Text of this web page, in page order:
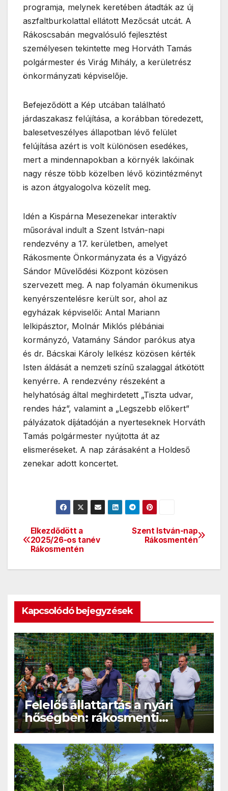
programja, melynek keretében átadták az új
aszfaltburkolattal ellátott Mezőcsát utcát. A
Rákoscsabán megvalósuló fejlesztést
személyesen tekintette meg Horváth Tamás
polgármester és Virág Mihály, a kerületrész
önkormányzati képviselője.
Befejeződött a Kép utcában található
járdaszakasz felújítása, a korábban töredezett,
balesetveszélyes állapotban lévő felület
felújítása azért is volt különösen esedékes,
mert a mindennapokban a környék lakóinak
nagy része több közelben lévő közintézményt
is azon átgyalogolva közelít meg.
Idén a Kispárna Mesezenekar interaktív
műsorával indult a Szent István-napi
rendezvény a 17. kerületben, amelyet
Rákosmente Önkormányzata és a Vigyázó
Sándor Művelődési Központ közösen
szervezett meg. A nap folyamán ökumenikus
kenyérszentelésre került sor, ahol az
egyházak képviselői: Antal Mariann
lelkipásztor, Molnár Miklós plébániai
kormányzó, Vatamány Sándor parókus atya
és dr. Bácskai Károly lelkész közösen kérték
Isten áldását a nemzeti színű szalaggal átkötött
kenyérre. A rendezvény részeként a
helyhatóság által meghirdetett „Tiszta udvar,
rendes ház”, valamint a „Legszebb előkert”
pályázatok díjátadóján a nyerteseknek Horváth
Tamás polgármester nyújtotta át az
elismeréseket. A nap zárásaként a Holdeső
zenekar adott koncertet.
Bejegyzés
navigáció
Szent István-nap
Rákosmentén
Elkezdődött a
2025/26-os tanév
Rákosmentén
Kapcsolódó bejegyzések
Felelős állattartás a nyári
hőségben: rákosmenti
programok, kutyafuttatók és
hasznos tippek a kánikulára